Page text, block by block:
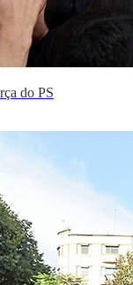
do PS